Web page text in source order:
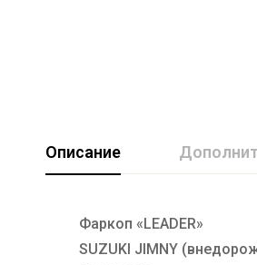
Описание
Фаркоп «LEADER»
SUZUKI JIMNY
Марка авто
SUZUKI
Производитель TAVIALS